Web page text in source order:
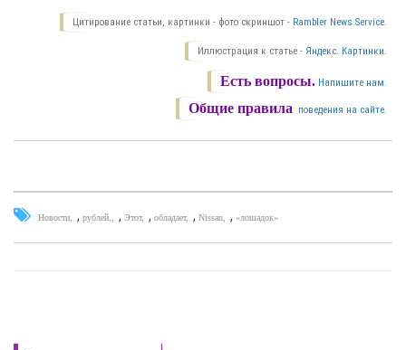
Цитирование статьи, картинки - фото скриншот - Rambler News Service.
Иллюстрация к статье - Яндекс. Картинки.
Есть вопросы. Напишите нам.
Общие правила поведения на сайте.
Новости , рублей. , Этот , обладает , Nissan , «лошадок»